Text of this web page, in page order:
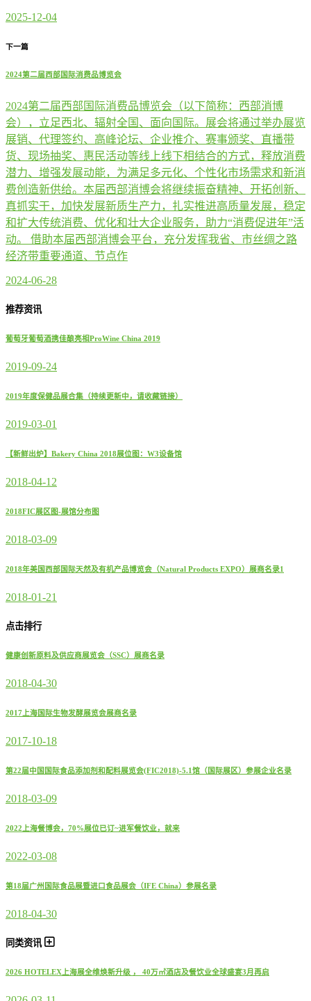
2025-12-04
下一篇
2024第二届西部国际消费品博览会
2024第二届西部国际消费品博览会（以下简称：西部消博
会），立足西北、辐射全国、面向国际。展会将通过举办展览
展销、代理签约、高峰论坛、企业推介、赛事颁奖、直播带
货、现场抽奖、惠民活动等线上线下相结合的方式，释放消费
潜力、增强发展动能，为满足多元化、个性化市场需求和新消
费创造新供给。本届西部消博会将继续振奋精神、开拓创新、
真抓实干，加快发展新质生产力，扎实推进高质量发展，稳定
和扩大传统消费、优化和壮大企业服务，助力“消费促进年”活
动。 借助本届西部消博会平台，充分发挥我省、市丝绸之路
经济带重要通道、节点作
2024-06-28
推荐资讯
葡萄牙葡萄酒携佳酿亮相ProWine China 2019
2019-09-24
2019年度保健品展合集（持续更新中，请收藏链接）
2019-03-01
【新鲜出炉】Bakery China 2018展位图：W3设备馆
2018-04-12
2018FIC展区图-展馆分布图
2018-03-09
2018年美国西部国际天然及有机产品博览会（Natural Products EXPO）展商名录1
2018-01-21
点击排行
健康创新原料及供应商展览会（SSC）展商名录
2018-04-30
2017上海国际生物发酵展览会展商名录
2017-10-18
第22届中国国际食品添加剂和配料展览会(FIC2018)-5.1馆（国际展区）参展企业名录
2018-03-09
2022上海餐博会，70%展位已订~进军餐饮业，就来
2022-03-08
第18届广州国际食品展暨进口食品展会（IFE China）参展名录
2018-04-30
同类资讯
2026 HOTELEX上海展全维焕新升级 ， 40万㎡酒店及餐饮业全球盛宴3月再启